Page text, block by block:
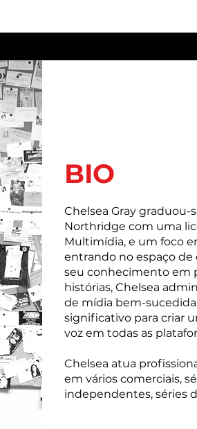
BIO
Chelsea Gray graduou-
Northridge com uma
Multimídia, e um foco
entrando no espaço
seu conhecimento em
histórias, Chelsea
de mídia bem-
significativo para criar
voz em todas as
Chelsea atua
em vários comerciais,
independentes, séries